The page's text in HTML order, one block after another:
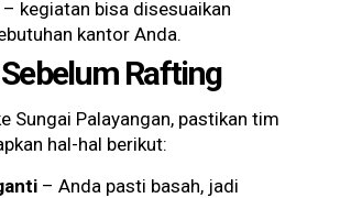
kegiatan bisa disesuaikan
kantor Anda.
Rafting
Sungai Palayangan, pastikan tim
hal-hal berikut:
– Anda pasti basah, jadi